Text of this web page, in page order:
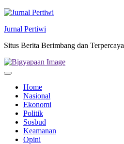
Jurnal Pertiwi
Situs Berita Berimbang dan Terpercaya
Home
Nasional
Ekonomi
Politik
Sosbud
Keamanan
Opini